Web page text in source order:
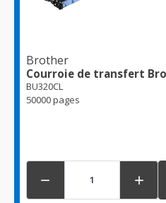
Brother
Courroie de transfert
BU320CL
50000 pages
 